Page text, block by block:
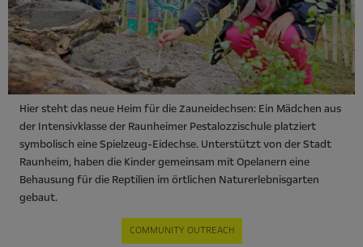
Hier steht das neue Heim für die Zauneidechsen: Ein Mädchen aus
der Intensivklasse der Raunheimer Pestalozzischule platziert
symbolisch eine Spielzeug-Eidechse. Unterstützt von der Stadt
Raunheim, haben die Kinder gemeinsam mit Opelanern eine
Behausung für die Reptilien im örtlichen Naturerlebnisgarten
gebaut.
COMMUNITY OUTREACH